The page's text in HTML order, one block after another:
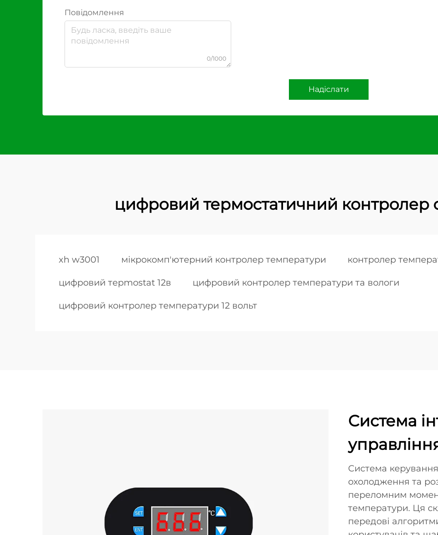
Повідомлення
0/1000
Надіслати
цифровий термостатичний контролер
xh w3001 мікрокомп'ютерний контролер температури контролер
цифровий терmostat 12в цифровий контролер температури та вологи
цифровий контролер температури 12 вольт
Система
Система
охолодження та
переломним
температури. Ця
передові